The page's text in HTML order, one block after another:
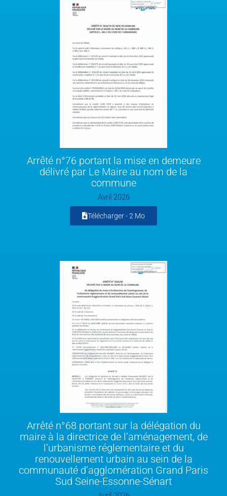
Arrêté n°76 portant la mise en demeure
délivré par Le Maire au nom de la
commune
Avril 2026
Télécharger -2 Mo
Arrêté n°68 portant sur la délégation du
maire à la directrice de l’aménagement, de
l’urbanisme réglementaire et du
renouvellement urbain au sein de la
communauté d’agglomération Grand Paris
Sud Seine-Essonne-Sénart